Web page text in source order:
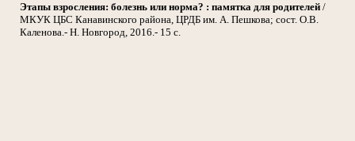
Этапы взросления: болезнь или норма? : памятка для родителей /
МКУК ЦБС Канавинского района, ЦРДБ им. А. Пешкова; сост. О.В.
Каленова.- Н. Новгород, 2016.- 15 с.